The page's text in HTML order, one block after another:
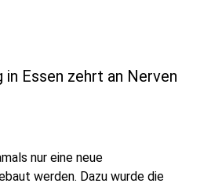
in Essen zehrt an Nerven
nur eine neue
werden. Dazu wurde die